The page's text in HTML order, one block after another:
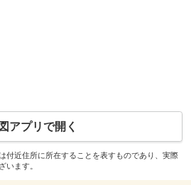
アプリで開く
付近住所に所在することを表すものであり、実際
います。